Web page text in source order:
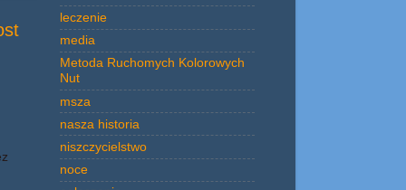
leczenie
media
Metoda Ruchomych Kolorowych
Nut
msza
nasza historia
niszczycielstwo
noce